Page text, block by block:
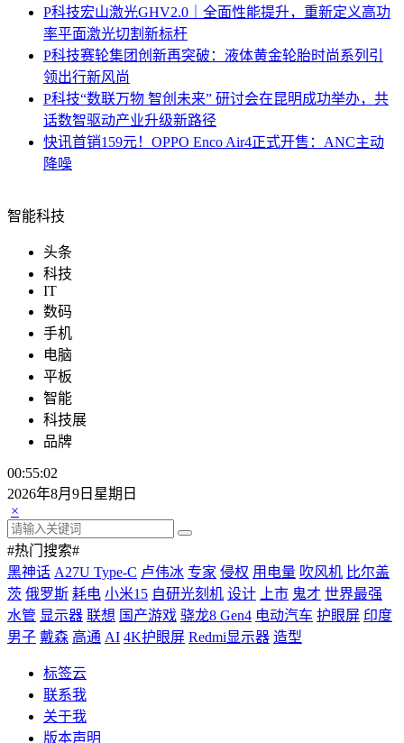
P科技宏山激光GHV2.0｜全面性能提升，重新定义高功
率平面激光切割新标杆
P科技赛轮集团创新再突破：液体黄金轮胎时尚系列引
领出行新风尚
P科技“数联万物 智创未来” 研讨会在昆明成功举办，共
话数智驱动产业升级新路径
快讯首销159元！OPPO Enco Air4正式开售：ANC主动
降噪
智能科技
头条
科技
IT
数码
手机
电脑
平板
智能
科技展
品牌
00:55:02
2026年8月9日星期日
×
#热门搜索#
黑神话 A27U Type-C 卢伟冰 专家 侵权 用电量 吹风机 比尔盖
茨 俄罗斯 耗电 小米15 自研光刻机 设计 上市 鬼才 世界最强
水管 显示器 联想 国产游戏 骁龙8 Gen4 电动汽车 护眼屏 印度
男子 戴森 高通 AI 4K护眼屏 Redmi显示器 造型
标签云
联系我
关于我
版本声明